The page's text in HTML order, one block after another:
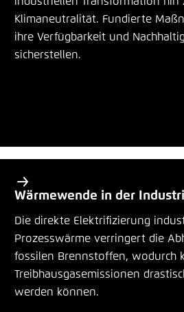
Bluesky
m
Klimaneutralität. Fundierte
ihre Verfügbarkeit und
sicherstellen.
Wärmewende in der
Die direkte Elektrifizierung
Prozesswärme verringert die
fossilen Brennstoffen, wodurch
Treibhausgasemissionen
werden können.
Einstellung für diese
speichern